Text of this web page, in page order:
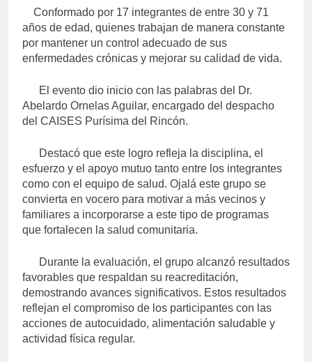
Conformado por 17 integrantes de entre 30 y 71
años de edad, quienes trabajan de manera constante
por mantener un control adecuado de sus
enfermedades crónicas y mejorar su calidad de vida.
El evento dio inicio con las palabras del Dr.
Abelardo Ornelas Aguilar, encargado del despacho
del CAISES Purísima del Rincón.
Destacó que este logro refleja la disciplina, el
esfuerzo y el apoyo mutuo tanto entre los integrantes
como con el equipo de salud. Ojalá este grupo se
convierta en vocero para motivar a más vecinos y
familiares a incorporarse a este tipo de programas
que fortalecen la salud comunitaria.
Durante la evaluación, el grupo alcanzó resultados
favorables que respaldan su reacreditación,
demostrando avances significativos. Estos resultados
reflejan el compromiso de los participantes con las
acciones de autocuidado, alimentación saludable y
actividad física regular.